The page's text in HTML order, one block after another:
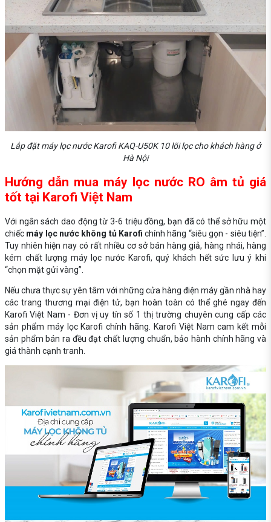
Lắp đặt máy lọc nước Karofi KAQ-U50K 10 lõi lọc cho khách hàng ở
Hà Nội
Hướng dẫn mua máy lọc nước RO âm tủ giá
tốt tại Karofi Việt Nam
Với ngân sách dao động từ 3-6 triệu đồng, bạn đã có thể sở hữu một
chiếc máy lọc nước không tủ Karofi chính hãng “siêu gọn - siêu tiện”.
Tuy nhiên hiện nay có rất nhiều cơ sở bán hàng giả, hàng nhái, hàng
kém chất lượng máy lọc nước Karofi, quý khách hết sức lưu ý khi
“chọn mặt gửi vàng”.
Nếu chưa thực sự yên tâm với những cửa hàng điện máy gần nhà hay
các trang thương mại điện tử, bạn hoàn toàn có thể ghé ngay đến
Karofi Việt Nam - Đơn vị uy tín số 1 thị trường chuyên cung cấp các
sản phẩm máy lọc Karofi chính hãng. Karofi Việt Nam cam kết mỗi
sản phẩm bán ra đều đạt chất lượng chuẩn, bảo hành chính hãng và
giá thành cạnh tranh.